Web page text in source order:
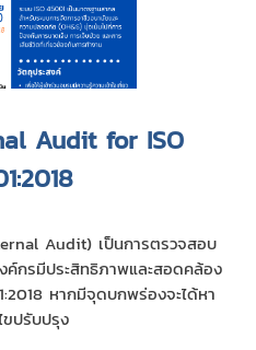
Audit for ISO
Audit) เป็นการตรวจสอบ
กรมีประสิทธิภาพและสอดคล้อง
หากมีจุดบกพร่องจะได้หา
ขปรับปรุง